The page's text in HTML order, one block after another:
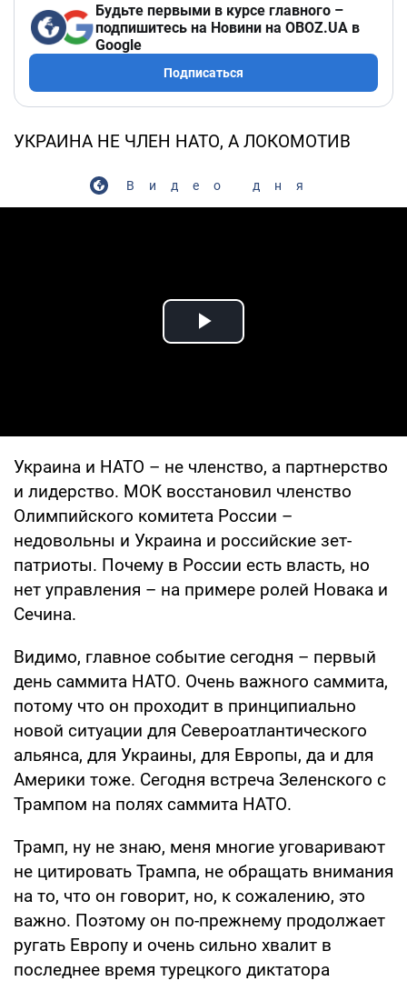
Будьте первыми в курсе главного –
подпишитесь на Новини на OBOZ.UA в
Google
Подписаться
УКРАИНА НЕ ЧЛЕН НАТО, А ЛОКОМОТИВ
Видео дня
Play Video
Украина и НАТО – не членство, а партнерство
и лидерство. МОК восстановил членство
Олимпийского комитета России –
недовольны и Украина и российские зет-
патриоты. Почему в России есть власть, но
нет управления – на примере ролей Новака и
Сечина.
Видимо, главное событие сегодня – первый
день саммита НАТО. Очень важного саммита,
потому что он проходит в принципиально
новой ситуации для Североатлантического
альянса, для Украины, для Европы, да и для
Америки тоже. Сегодня встреча Зеленского с
Трампом на полях саммита НАТО.
Трамп, ну не знаю, меня многие уговаривают
не цитировать Трампа, не обращать внимания
на то, что он говорит, но, к сожалению, это
важно. Поэтому он по-прежнему продолжает
ругать Европу и очень сильно хвалит в
последнее время турецкого диктатора